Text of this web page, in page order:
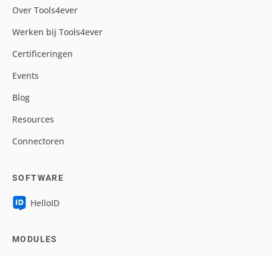
Over Tools4ever
Werken bij Tools4ever
Certificeringen
Events
Blog
Resources
Connectoren
SOFTWARE
HelloID
MODULES